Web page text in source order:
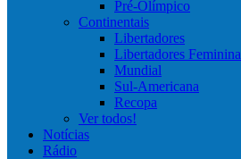
Pré-Olímpico
Continentais
Libertadores
Libertadores Feminina
Mundial
Sul-Americana
Recopa
Ver todos!
Notícias
Rádio